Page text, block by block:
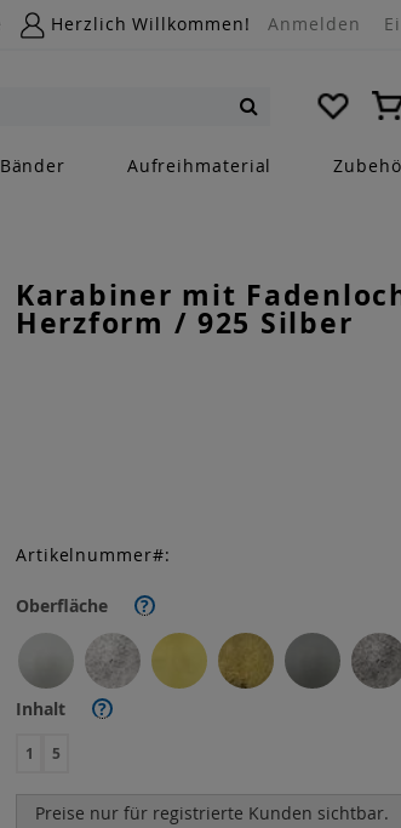
Herzlich Willkommen! Anmelden
Aufreihmaterial
Karabiner mit
Herzform / 925 Silber
Oberfläche ?
Inhalt ?
1 5
Preise nur für registrierte Kunden sichtbar.
Artikelnummer